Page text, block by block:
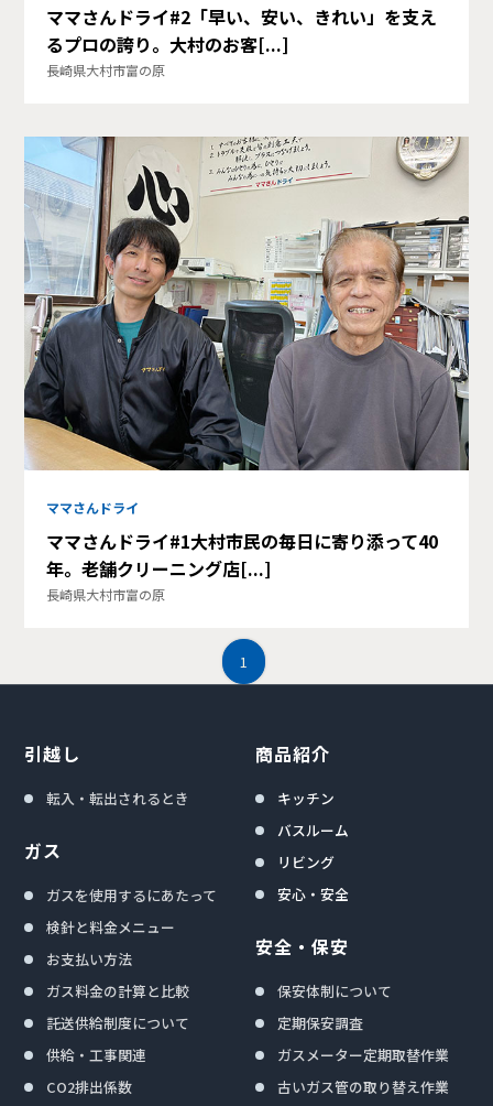
ママさんドライ#2「早い、安い、きれい」を支え
るプロの誇り。大村のお客[...]
長崎県大村市富の原
ママさんドライ
ママさんドライ#1大村市民の毎日に寄り添って40
年。老舗クリーニング店[...]
長崎県大村市富の原
1
引越し
転入・転出されるとき
ガス
ガスを使用するにあたって
検針と料金メニュー
お支払い方法
ガス料金の計算と比較
託送供給制度について
供給・工事関連
CO2排出係数
商品紹介
キッチン
バスルーム
リビング
安心・安全
安全・保安
保安体制について
定期保安調査
ガスメーター定期取替作業
古いガス管の取り替え作業